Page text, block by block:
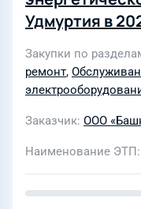
Удмуртия в
Закупки по
ремонт,
Заказчик ООО
Наименование ЭТП